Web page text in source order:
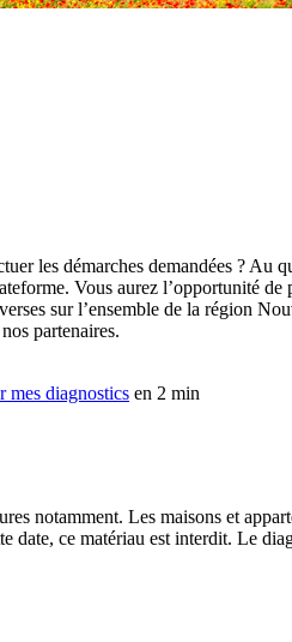
les démarches demandées ? Au
Vous aurez l’opportunité
sur l’ensemble de la région
partenaires.
mes diagnostics en 2 min
notamment. Les maisons et
date, ce matériau est interdit. Le